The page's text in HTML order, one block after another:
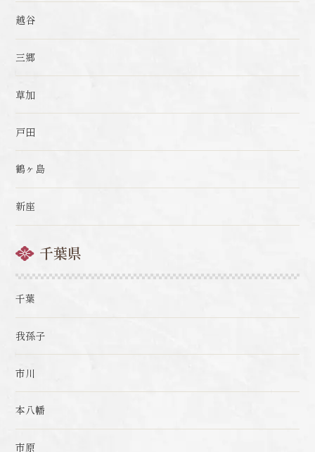
越谷
三郷
草加
戸田
鶴ヶ島
新座
千葉県
千葉
我孫子
市川
本八幡
市原